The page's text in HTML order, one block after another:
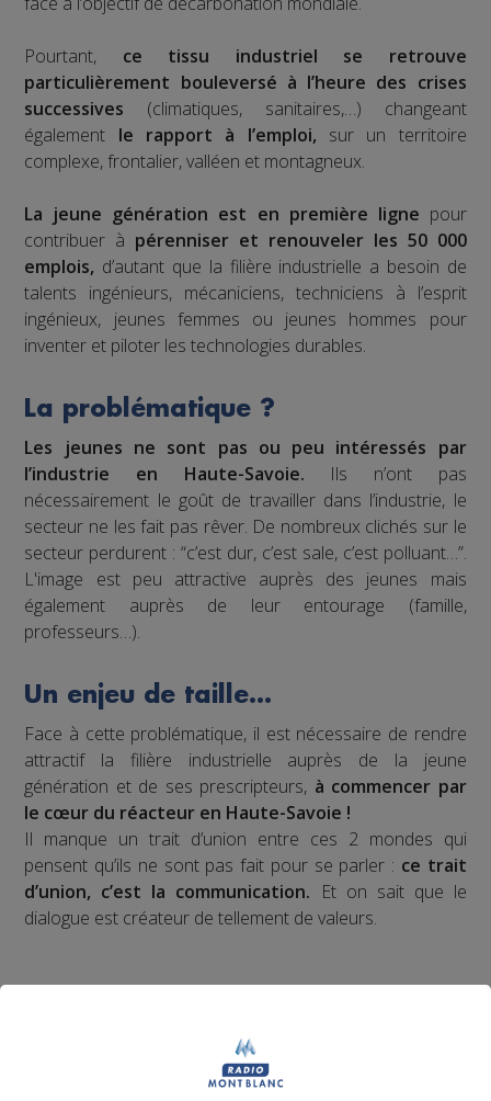
Pourtant, ce tissu industriel se retrouve
particulièrement bouleversé à l’heure des crises
successives (climatiques, sanitaires,…) changeant
également le rapport à l’emploi, sur un territoire
complexe, frontalier, valléen et montagneux.
La jeune génération est en première ligne pour
contribuer à pérenniser et renouveler les 50 000
emplois, d’autant que la filière industrielle a besoin de
talents ingénieurs, mécaniciens, techniciens à l’esprit
ingénieux, jeunes femmes ou jeunes hommes pour
inventer et piloter les technologies durables.
La problématique ?
Les jeunes ne sont pas ou peu intéressés par
l’industrie en Haute-Savoie. Ils n’ont pas
nécessairement le goût de travailler dans l’industrie, le
secteur ne les fait pas rêver. De nombreux clichés sur le
secteur perdurent : “c’est dur, c’est sale, c’est polluant…”.
L'image est peu attractive auprès des jeunes mais
également auprès de leur entourage (famille,
professeurs…).
Un enjeu de taille…
Face à cette problématique, il est nécessaire de rendre
attractif la filière industrielle auprès de la jeune
génération et de ses prescripteurs, à commencer par
le cœur du réacteur en Haute-Savoie !
Il manque un trait d’union entre ces 2 mondes qui
pensent qu’ils ne sont pas fait pour se parler : ce trait
d’union, c’est la communication. Et on sait que le
dialogue est créateur de tellement de valeurs.
valeur ?